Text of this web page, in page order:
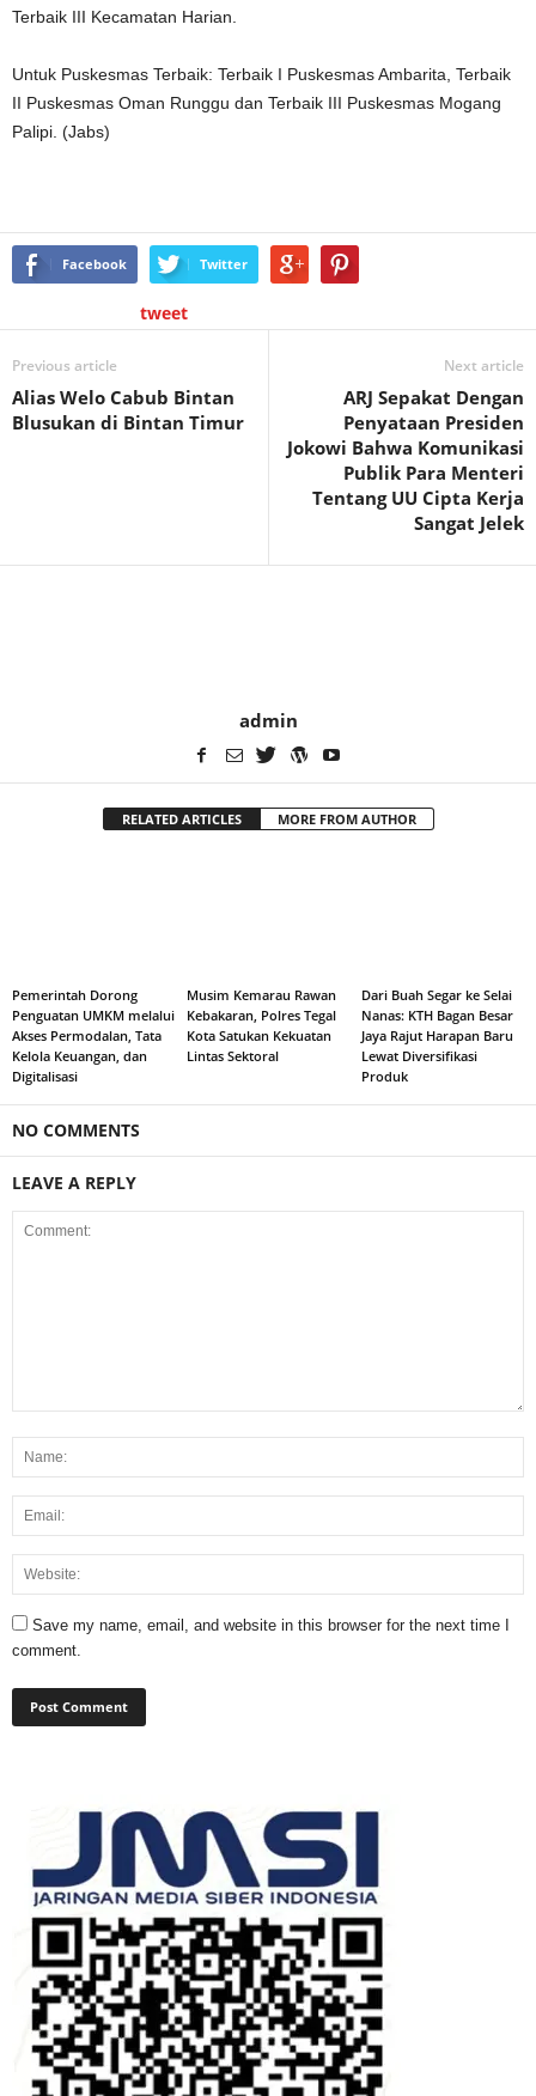
Terbaik III Kecamatan Harian.
Untuk Puskesmas Terbaik: Terbaik I Puskesmas Ambarita, Terbaik
II Puskesmas Oman Runggu dan Terbaik III Puskesmas Mogang
Palipi. (Jabs)
Facebook Twitter
tweet
Previous article
Alias Welo Cabub Bintan
Blusukan di Bintan Timur
Next article
ARJ Sepakat Dengan
Penyataan Presiden
Jokowi Bahwa Komunikasi
Publik Para Menteri
Tentang UU Cipta Kerja
Sangat Jelek
admin
RELATED ARTICLES MORE FROM AUTHOR
Pemerintah Dorong
Penguatan UMKM melalui
Akses Permodalan, Tata
Kelola Keuangan, dan
Digitalisasi
Musim Kemarau Rawan
Kebakaran, Polres Tegal
Kota Satukan Kekuatan
Lintas Sektoral
Dari Buah Segar ke Selai
Nanas: KTH Bagan Besar
Jaya Rajut Harapan Baru
Lewat Diversifikasi
Produk
NO COMMENTS
LEAVE A REPLY
Save my name, email, and website in this browser for the next time I
comment.